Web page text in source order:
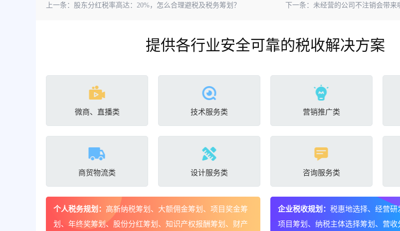
上一条： 股东分红税率高达：20%，怎么合理避税及税务筹划？ 下一条： 未经营的公司不注销会带来哪
提供各行业安全可靠的税收解决方案
微商、直播类 技术服务类 营销推广类
商贸物流类 设计服务类 咨询服务类
个人税务规划： 高新纳税筹划、大额佣金筹划、项目奖金筹
划、年终奖筹划、股份分红筹划、知识产权报酬筹划、财产
企业税收规划： 税惠地选择、经营
项目筹划、纳税主体选择筹划、营